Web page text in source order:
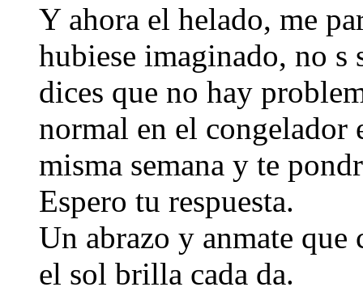
Y ahora el helado, me
hubiese imaginado, no s
dices que no hay
normal en el congelador
misma semana y te
Espero tu respuesta.
Un abrazo y anmate
el sol brilla cada da.